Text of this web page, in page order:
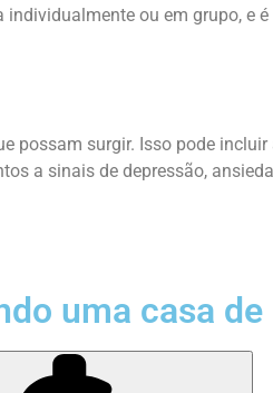
ou em grupo, e
possam surgir. Isso pode
a sinais de depressão,
uma casa